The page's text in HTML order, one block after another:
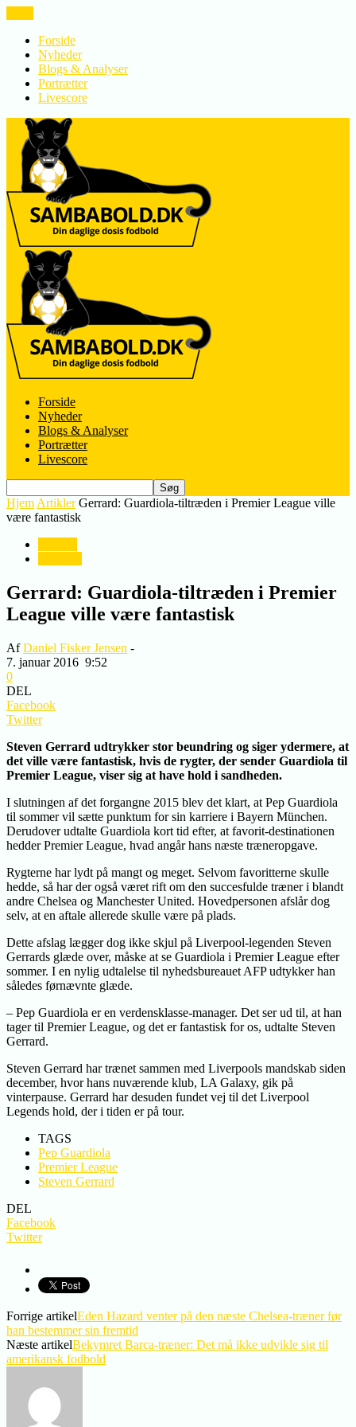
Forside
Nyheder
Blogs & Analyser
Portrætter
Livescore
Forside
Nyheder
Blogs & Analyser
Portrætter
Livescore
Hjem Artikler Gerrard: Guardiola-tiltræden i Premier League ville
være fantastisk
Gerrard: Guardiola-tiltræden i Premier
League ville være fantastisk
AfDaniel Fisker Jensen -
7. januar 2016 9:52
0
DEL
Facebook
Twitter
Steven Gerrard udtrykker stor beundring og siger ydermere, at
det ville være fantastisk, hvis de rygter, der sender Guardiola til
Premier League, viser sig at have hold i sandheden.
I slutningen af det forgangne 2015 blev det klart, at Pep Guardiola
til sommer vil sætte punktum for sin karriere i Bayern München.
Derudover udtalte Guardiola kort tid efter, at favorit-destinationen
hedder Premier League, hvad angår hans næste træneropgave.
Rygterne har lydt på mangt og meget. Selvom favoritterne skulle
hedde, så har der også været rift om den succesfulde træner i blandt
andre Chelsea og Manchester United. Hovedpersonen afslår dog
selv, at en aftale allerede skulle være på plads.
Dette afslag lægger dog ikke skjul på Liverpool-legenden Steven
Gerrards glæde over, måske at se Guardiola i Premier League efter
sommer. I en nylig udtalelse til nyhedsbureauet AFP udtykker han
således førnævnte glæde.
– Pep Guardiola er en verdensklasse-manager. Det ser ud til, at han
tager til Premier League, og det er fantastisk for os, udtalte Steven
Gerrard.
Steven Gerrard har trænet sammen med Liverpools mandskab siden
december, hvor hans nuværende klub, LA Galaxy, gik på
vinterpause. Gerrard har desuden fundet vej til det Liverpool
Legends hold, der i tiden er på tour.
TAGS
Pep Guardiola
Premier League
Steven Gerrard
DEL
Facebook
Twitter
Forrige artikelEden Hazard venter på den næste Chelsea-træner før
han bestemmer sin fremtid
Næste artikelBekymret Barca-træner: Det må ikke udvikle sig til
amerikansk fodbold